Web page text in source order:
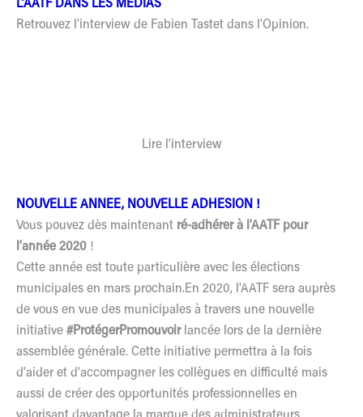
L’AATF DANS LES MEDIAS
Retrouvez l’interview de Fabien Tastet dans l’Opinion.
Lire l’interview
NOUVELLE ANNEE, NOUVELLE ADHESION !
Vous pouvez dès maintenant ré-adhérer à l’AATF pour
l’année 2020 !
Cette année est toute particulière avec les élections
municipales en mars prochain.En 2020, l’AATF sera auprès
de vous en vue des municipales à travers une nouvelle
initiative #ProtégerPromouvoir lancée lors de la dernière
assemblée générale. Cette initiative permettra à la fois
d’aider et d’accompagner les collègues en difficulté mais
aussi de créer des opportunités professionnelles en